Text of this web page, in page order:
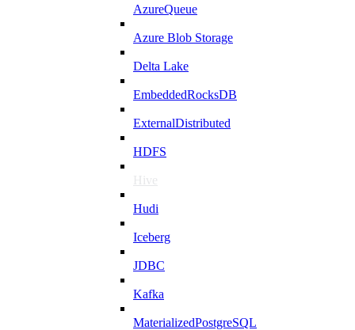
AzureQueue
Azure Blob Storage
Delta Lake
EmbeddedRocksDB
ExternalDistributed
HDFS
Hive
Hudi
Iceberg
JDBC
Kafka
MaterializedPostgreSQL